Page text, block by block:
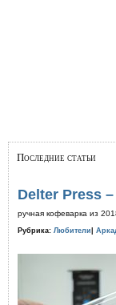
Последние статьи
Delter Press
ручная кофеварка из
Рубрика: Любители